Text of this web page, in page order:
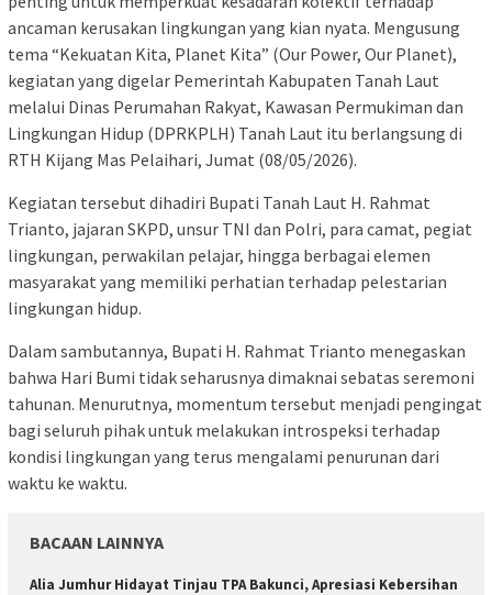
ancaman kerusakan lingkungan yang kian nyata. Mengusung
tema “Kekuatan Kita, Planet Kita” (Our Power, Our Planet),
kegiatan yang digelar Pemerintah Kabupaten Tanah Laut
melalui Dinas Perumahan Rakyat, Kawasan Permukiman dan
Lingkungan Hidup (DPRKPLH) Tanah Laut itu berlangsung di
RTH Kijang Mas Pelaihari, Jumat (08/05/2026).
Kegiatan tersebut dihadiri Bupati Tanah Laut H. Rahmat
Trianto, jajaran SKPD, unsur TNI dan Polri, para camat, pegiat
lingkungan, perwakilan pelajar, hingga berbagai elemen
masyarakat yang memiliki perhatian terhadap pelestarian
lingkungan hidup.
Dalam sambutannya, Bupati H. Rahmat Trianto menegaskan
bahwa Hari Bumi tidak seharusnya dimaknai sebatas seremoni
tahunan. Menurutnya, momentum tersebut menjadi pengingat
bagi seluruh pihak untuk melakukan introspeksi terhadap
kondisi lingkungan yang terus mengalami penurunan dari
waktu ke waktu.
BACAAN LAINNYA
Alia Jumhur Hidayat Tinjau TPA Bakunci, Apresiasi Kebersihan